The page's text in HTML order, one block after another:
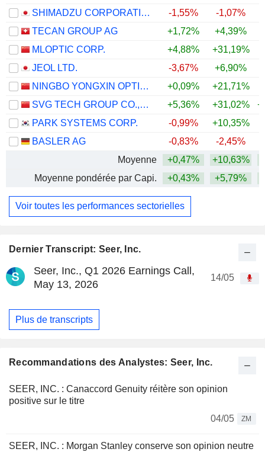
Dernier Transcript: Seer, Inc.
Seer, Inc., Q1 2026 Earnings Call,
May 13, 2026
14/05
Plus de transcripts
Recommandations des Analystes: Seer, Inc.
SEER, INC. : Canaccord Genuity réitère son opinion
positive sur le titre
04/05
ZM
SEER, INC. : Morgan Stanley conserve son opinion neutre
SHIMADZU CORPORATION
-1,55% -1,07%
TECAN GROUP AG
+1,72% +4,39%
MLOPTIC CORP.
+4,88% +31,19%
JEOL LTD.
-3,67% +6,90%
NINGBO YONGXIN OPTICS CO.,LTD
+0,09% +21,71%
SVG TECH GROUP CO.,LTD.
+5,36% +31,02%
PARK SYSTEMS CORP.
-0,99% +10,35%
BASLER AG
-0,83% -2,45%
Moyenne
+0,47% +10,63%
Moyenne pondérée par Capi.
+0,43% +5,79%
Voir toutes les performances sectorielles